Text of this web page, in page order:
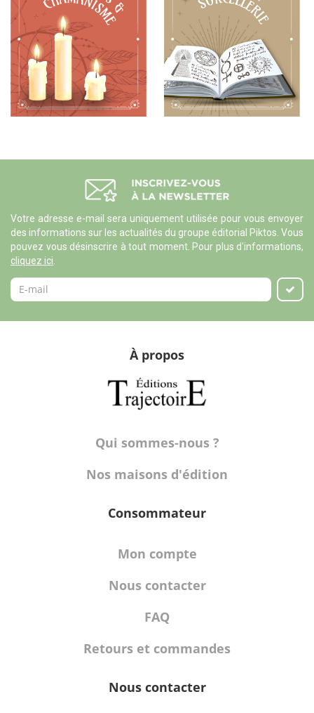
Votre adresse e-mail sera uniquement utilisée pour vous envoyer
des informations sur les actualités du groupe éditorial Piktos. Vous
pouvez vous désinscrire à tout moment. Pour plus d'informations,
cliquez ici
À propos
Qui sommes-nous ?
Nos maisons d'édition
Consommateur
Mon compte
Nous contacter
FAQ
Retours et commandes
Nous contacter